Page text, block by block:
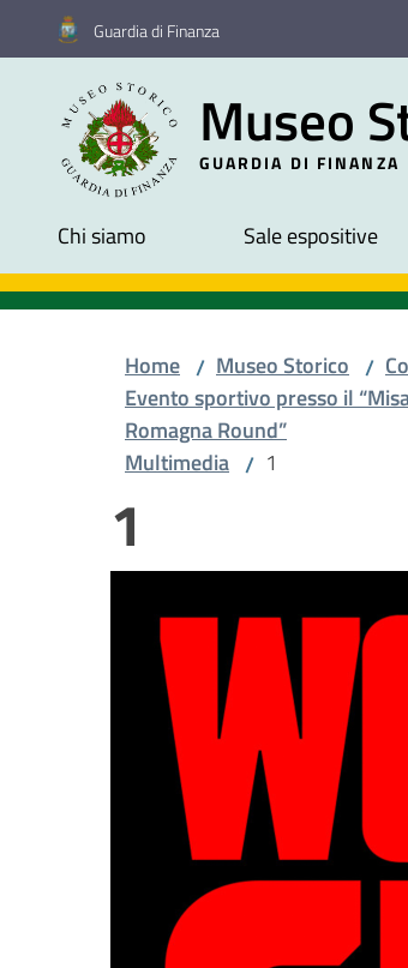
Vai al contenuto
Vai alla navigazione
Vai al footerGuardia di Finanza
Museo
GUARDIA DI FINANZA
Chi siamo Sale espositive
Home / Museo Storico /
Evento sportivo presso il
Romagna Round”
Multimedia / 1
1